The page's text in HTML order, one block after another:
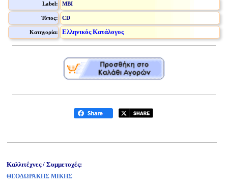
Label: MBI
Τύπος: CD
Κατηγορία: Ελληνικός Κατάλογος
Καλλιτέχνες / Συμμετοχές:
ΘΕΟΔΩΡΑΚΗΣ ΜΙΚΗΣ